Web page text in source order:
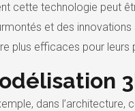
cette technologie peut
et des
plus efficaces pour leurs
dans